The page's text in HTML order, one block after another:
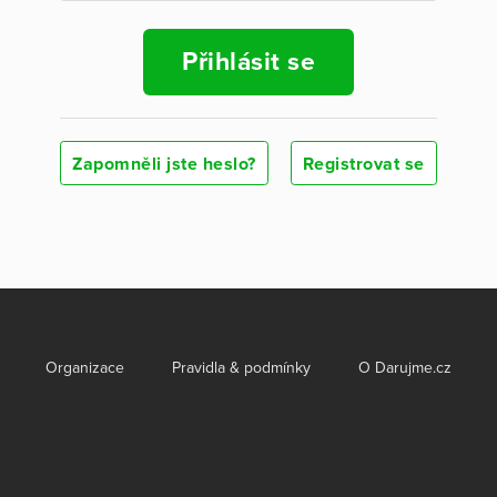
Přihlásit se
Zapomněli jste heslo? Registrovat se
Organizace Pravidla & podmínky O Darujme.cz